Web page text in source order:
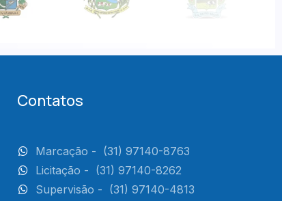
Contatos
Marcação - (31) 97140-8763
Licitação - (31) 97140-8262
Supervisão - (31) 97140-4813